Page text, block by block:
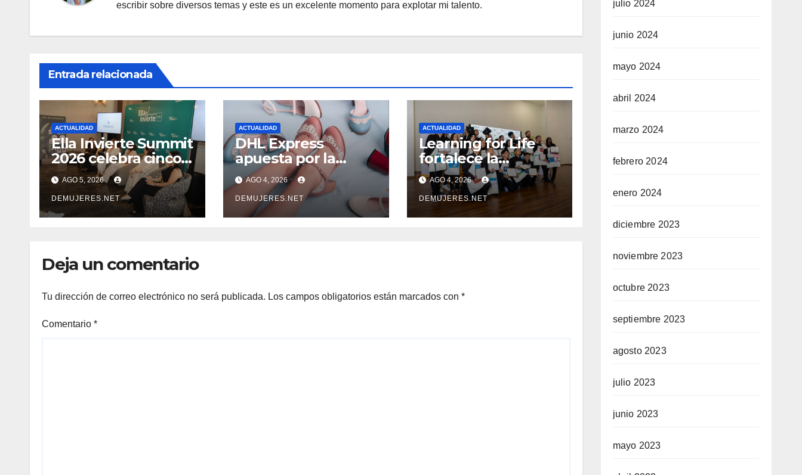
escribir sobre diversos temas y este es un excelente momento para explotar mi talento.
Entrada relacionada
ACTUALIDAD
Ella Invierte Summit
2026 celebra cinco
añosimpulsando a
las mujeres a
construir su
independencia
AGO 5, 2026
DEMUJERES.NET
ACTUALIDAD
DHL Express
apuesta por la
internacionalización
de las PYMES
latinoamericanas y
destaca a 10
AGO 4, 2026
DEMUJERES.NET
ACTUALIDAD
Learning for Life
fortalece la
empleabilidad con
67 % de inserción
laboral y mantiene
abierta su
AGO 4, 2026
DEMUJERES.NET
Deja un comentario
Tu dirección de correo electrónico no será publicada. Los campos obligatorios están marcados con *
Comentario *
julio 2024
junio 2024
mayo 2024
abril 2024
marzo 2024
febrero 2024
enero 2024
diciembre 2023
noviembre 2023
octubre 2023
septiembre 2023
agosto 2023
julio 2023
junio 2023
mayo 2023